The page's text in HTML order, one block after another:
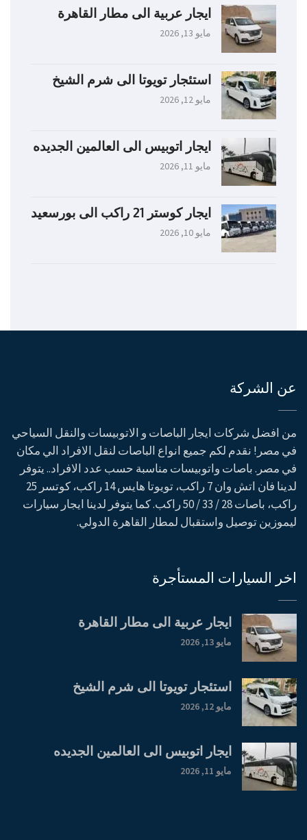
ايجار عربية الى مطار القاهرة
مايو 13, 2026
استئجار تويوتا الى شرم الشيخ
مايو 12, 2026
ايجار اتوبيس الى العالمين الجديده
مايو 11, 2026
ايجار كوستر 21 راكب الى بورسعيد
مايو 10, 2026
عن الشركة
من افضل شركات ايجار الباصات و الاتوبيسات والنقل السياحي
في مصر! نقدم لكم جميع انواع الباصات لنقل الافراد الي مكان
في مصر. باصات واتوبيسات مناسبة حسب عدد الافراد.. يتوفر
لدينا فان اتش وان 7 راكب، تويوتا هايس 14 راكب، كوتسر 25
راكب، باصات 28 / 33 / 50 راكب. كما يتوفر لدينا ايجار سيارات
ليموزين توصيل واستقبال لمطار القاهرة الدولي.
اخر السيارات المستأجرة
ايجار عربية الى مطار القاهرة
مايو 13, 2026
استئجار تويوتا الى شرم الشيخ
مايو 12, 2026
ايجار اتوبيس الى العالمين الجديده
مايو 11, 2026